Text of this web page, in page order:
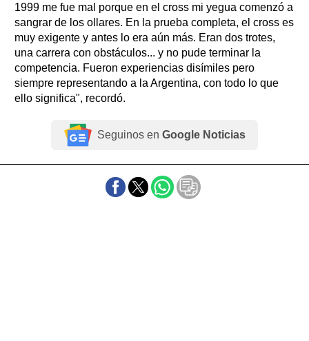
1999 me fue mal porque en el cross mi yegua comenzó a
sangrar de los ollares. En la prueba completa, el cross es
muy exigente y antes lo era aún más. Eran dos trotes,
una carrera con obstáculos... y no pude terminar la
competencia. Fueron experiencias disímiles pero
siempre representando a la Argentina, con todo lo que
ello significa", recordó.
Seguinos en Google Noticias